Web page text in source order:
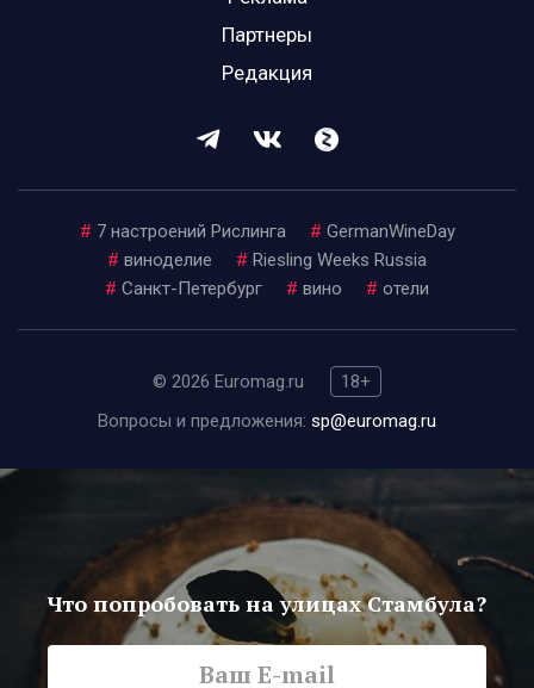
Партнеры
Редакция
# 7 настроений Рислинга # GermanWineDay
# виноделие # Riesling Weeks Russia
# Санкт-Петербург # вино # отели
© 2026 Euromag.ru
18+
Вопросы и предложения: sp@euromag.ru
Что попробовать на улицах Стамбула?